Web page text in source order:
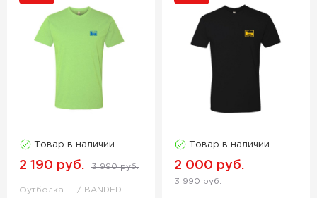
Товар в наличии
2 190 руб. 3 990 руб.
Футболка BANDED
Товар в наличии
2 000 руб.
3 990 руб.